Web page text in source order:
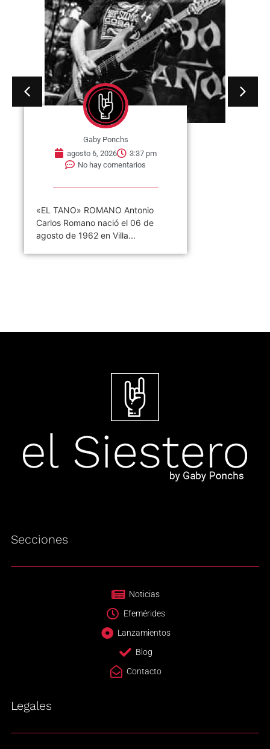
Gaby Ponchs
agosto 6, 2026
3:37 pm
No hay comentarios
«EL TANO» ROMANO Antonio
Carlos Romano nació el 06 de
agosto de 1962 en Villa...
Secciones
Noticias
Efemérides
Lanzamientos
Blog
Contacto
Legales